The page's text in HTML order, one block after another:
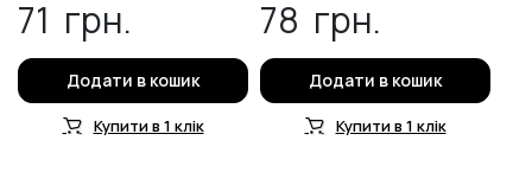
71 грн.
Додати в кошик
Купити в 1 клік
78 грн.
Додати в кошик
Купити в 1 клік